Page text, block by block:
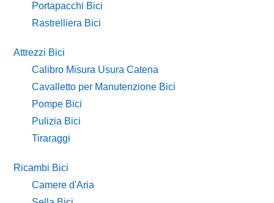
Portapacchi Bici
Rastrelliera Bici
Attrezzi Bici
Calibro Misura Usura Catena
Cavalletto per Manutenzione Bici
Pompe Bici
Pulizia Bici
Tiraraggi
Ricambi Bici
Camere d'Aria